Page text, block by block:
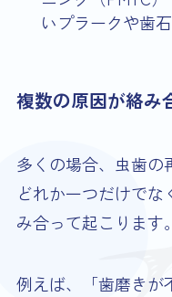
いプラークや歯
複数の原因が絡み
多くの場合、虫歯の
どれか一つだけで
み合って起こります。
例えば、「歯磨きが